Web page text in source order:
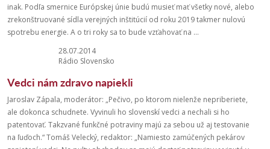
inak. Podľa smernice Európskej únie budú musieť mať všetky nové, alebo
zrekonštruované sídla verejných inštitúcií od roku 2019 takmer nulovú
spotrebu energie. A o tri roky sa to bude vzťahovať na ...
28.07.2014
Rádio Slovensko
Vedci nám zdravo napiekli
Jaroslav Zápala, moderátor: „Pečivo, po ktorom nielenže nepriberiete,
ale dokonca schudnete. Vyvinuli ho slovenskí vedci a nechali si ho
patentovať. Takzvané funkčné potraviny majú za sebou už aj testovanie
na ľuďoch.“ Tomáš Velecký, redaktor: „Namiesto zamúčených pekárov